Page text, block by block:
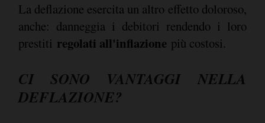
La deflazione esercita un altro effetto doloroso,
anche: danneggia i debitori rendendo i loro
prestiti regolati all'inflazione più costosi.
CI SONO VANTAGGI NELLA
DEFLAZIONE?